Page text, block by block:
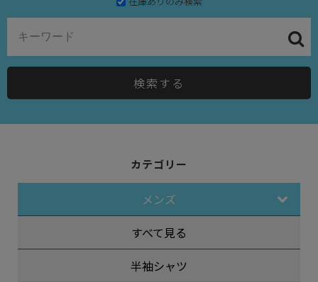
検索する
カテゴリー
メンズ
すべて見る
半袖シャツ